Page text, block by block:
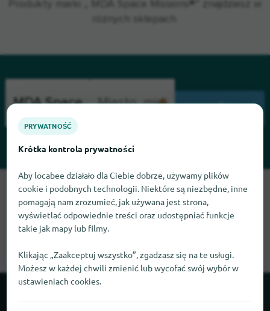
Produkty marki „ MDA Space Missions®” znajdziesz w
Przepraszamy, nie możemy teraz znaleźć MDA Space
Missions. Jeśli wiesz, gdzie znaleźć MDA Space Missions,
będziemy wdzięczni, jeśli dasz nam znać.
O locabee
PRYWATNOŚĆ
Krótka kontrola prywatności
Aby locabee działało dla Ciebie dobrze, używamy plików
cookie i podobnych technologii. Niektóre są niezbędne, inne
pomagają nam zrozumieć, jak używana jest strona,
wyświetlać odpowiednie treści oraz udostępniać funkcje
takie jak mapy lub filmy.
Klikając „Zaakceptuj wszystko”, zgadzasz się na te usługi.
Możesz w każdej chwili zmienić lub wycofać swój wybór w
ustawieniach cookies.